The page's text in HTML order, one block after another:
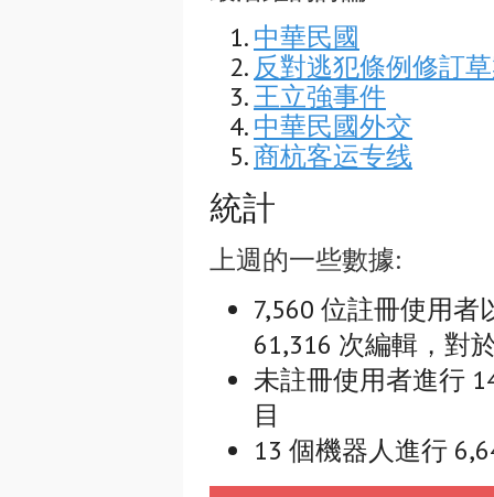
中華民國
反對逃犯條例修訂
王立強事件
中華民國外交
商杭客运专线
統計
上週的一些數據:
7,560 位註冊使用
61,316 次編輯，對
未註冊使用者進行
目
13 個機器人進行